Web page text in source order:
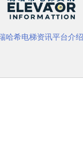
菱王电梯有限公司